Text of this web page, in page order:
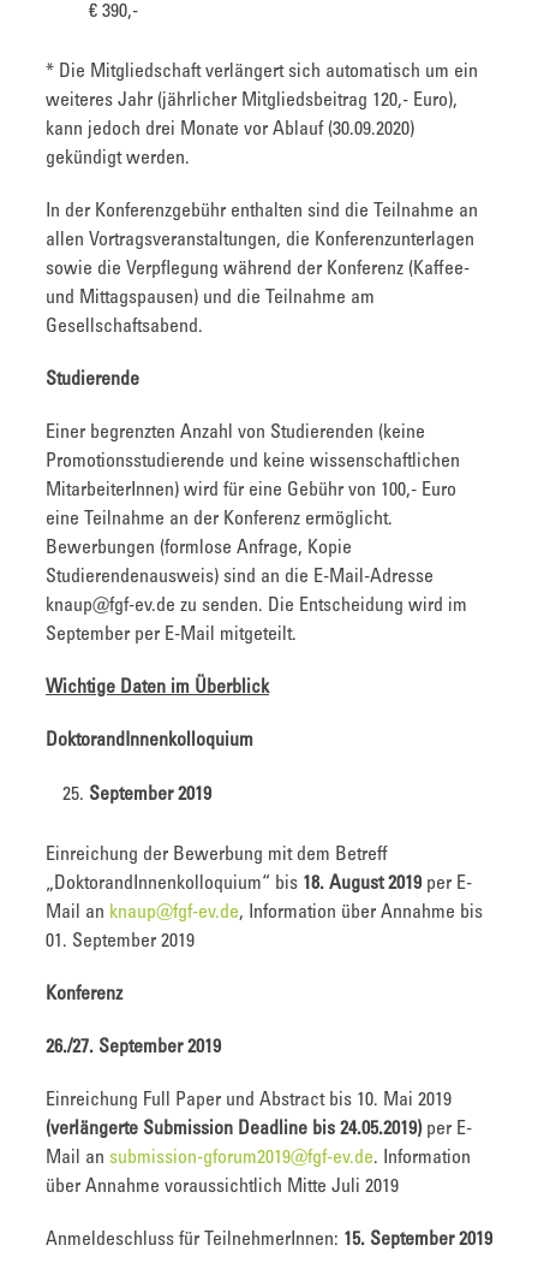
€ 390,-
* Die Mitgliedschaft verlängert sich automatisch um ein
weiteres Jahr (jährlicher Mitgliedsbeitrag 120,- Euro),
kann jedoch drei Monate vor Ablauf (30.09.2020)
gekündigt werden.
In der Konferenzgebühr enthalten sind die Teilnahme an
allen Vortragsveranstaltungen, die Konferenzunterlagen
sowie die Verpflegung während der Konferenz (Kaffee-
und Mittagspausen) und die Teilnahme am
Gesellschaftsabend.
Studierende
Einer begrenzten Anzahl von Studierenden (keine
Promotionsstudierende und keine wissenschaftlichen
MitarbeiterInnen) wird für eine Gebühr von 100,- Euro
eine Teilnahme an der Konferenz ermöglicht.
Bewerbungen (formlose Anfrage, Kopie
Studierendenausweis) sind an die E-Mail-Adresse
knaup@fgf-ev.de zu senden. Die Entscheidung wird im
September per E-Mail mitgeteilt.
Wichtige Daten im Überblick
DoktorandInnenkolloquium
September 2019
Einreichung der Bewerbung mit dem Betreff
„DoktorandInnenkolloquium“ bis 18. August 2019 per E-
Mail an knaup@fgf-ev.de, Information über Annahme bis
01. September 2019
Konferenz
26./27. September 2019
Einreichung Full Paper und Abstract bis 10. Mai 2019
(verlängerte Submission Deadline bis 24.05.2019)per E-
Mail an submission-gforum2019@fgf-ev.de. Information
über Annahme voraussichtlich Mitte Juli 2019
Anmeldeschluss für TeilnehmerInnen: 15. September 2019